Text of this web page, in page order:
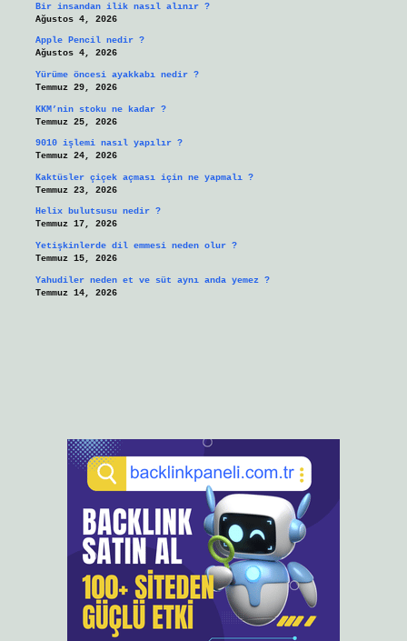
Bir insandan ilik nasıl alınır ?
Ağustos 4, 2026
Apple Pencil nedir ?
Ağustos 4, 2026
Yürüme öncesi ayakkabı nedir ?
Temmuz 29, 2026
KKM’nin stoku ne kadar ?
Temmuz 25, 2026
9010 işlemi nasıl yapılır ?
Temmuz 24, 2026
Kaktüsler çiçek açması için ne yapmalı ?
Temmuz 23, 2026
Helix bulutsusu nedir ?
Temmuz 17, 2026
Yetişkinlerde dil emmesi neden olur ?
Temmuz 15, 2026
Yahudiler neden et ve süt aynı anda yemez ?
Temmuz 14, 2026